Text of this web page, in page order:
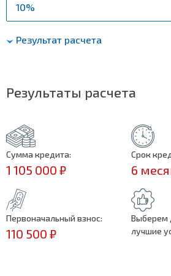
Результат расчета
Результаты расчета
Сумма кредита:
1 105 000 ₽
Срок
6
Первоначальный взнос:
110 500 ₽
Выберем
лучшие